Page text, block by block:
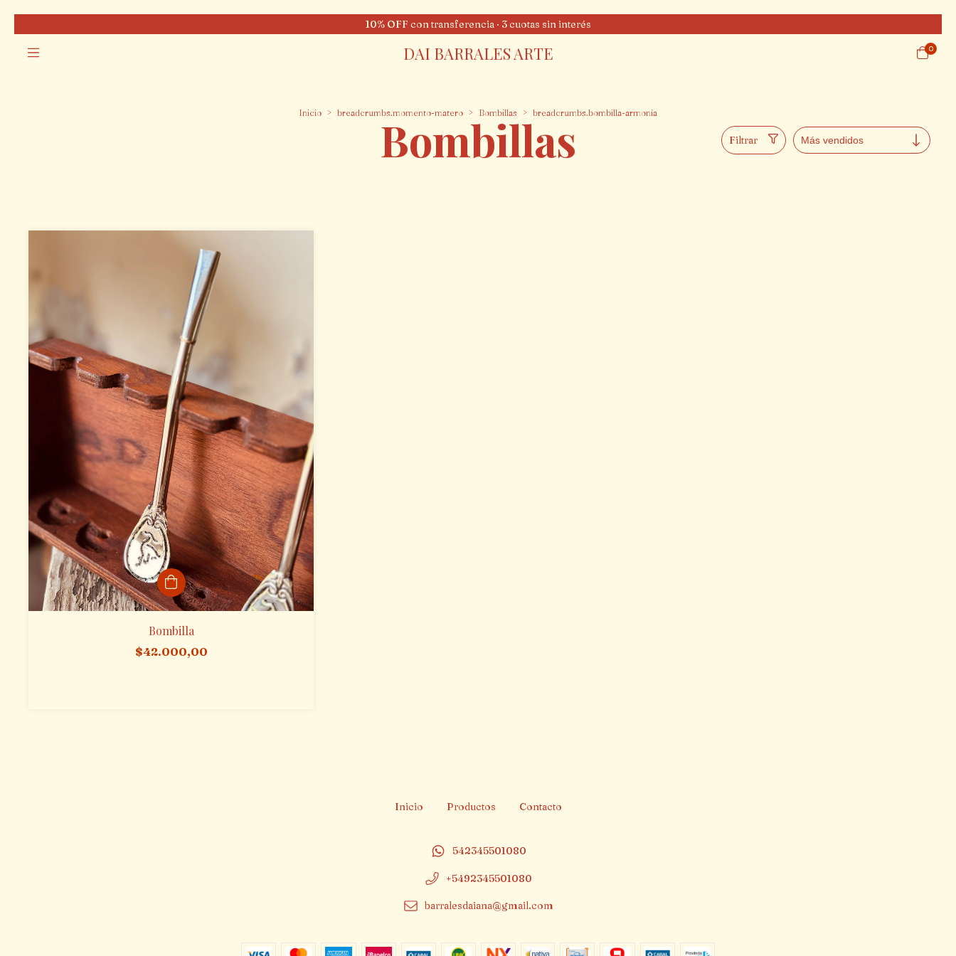
10% OFF con transferencia · 3 cuotas sin interés
DAI BARRALES ARTE 0
Inicio > breadcrumbs.momento-matero > Bombillas > breadcrumbs.bombilla-armonia
Bombillas Filtrar
Bombilla
$42.000,00
Inicio Productos Contacto
542345501080
+5492345501080
barralesdaiana@gmail.com